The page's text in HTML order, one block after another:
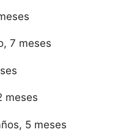
7 meses
meses
5 meses